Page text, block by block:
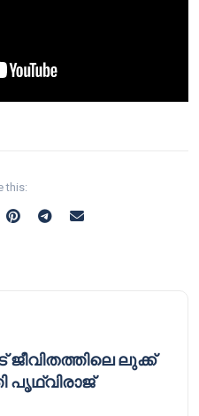
this:
ലുക്ക്
പൃഥ്വിരാജ്